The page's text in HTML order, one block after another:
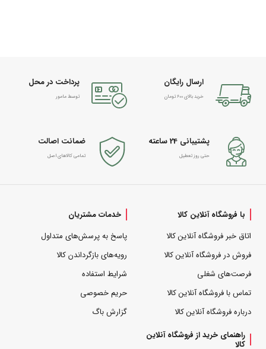
ارسال رایگان
خرید بالای 600 تومان
پرداخت در محل
توسط مامور
پشتیبانی 24 ساعته
حتی روز تعطیل
ضمانت اصالت
تمامی کالاهای اصل
با فروشگاه آنلاین کالا
اتاق خبر فروشگاه آنلاین کالا
فروش در فروشگاه آنلاین کالا
فرصت‌های شغلی
تماس با فروشگاه آنلاین کالا
درباره فروشگاه آنلاین کالا
خدمات مشتریان
پاسخ به پرسش‌های متداول
رویه‌های بازگرداندن کالا
شرایط استفاده
حریم خصوصی
گزارش باگ
راهنمای خرید از فروشگاه آنلاین
کالا